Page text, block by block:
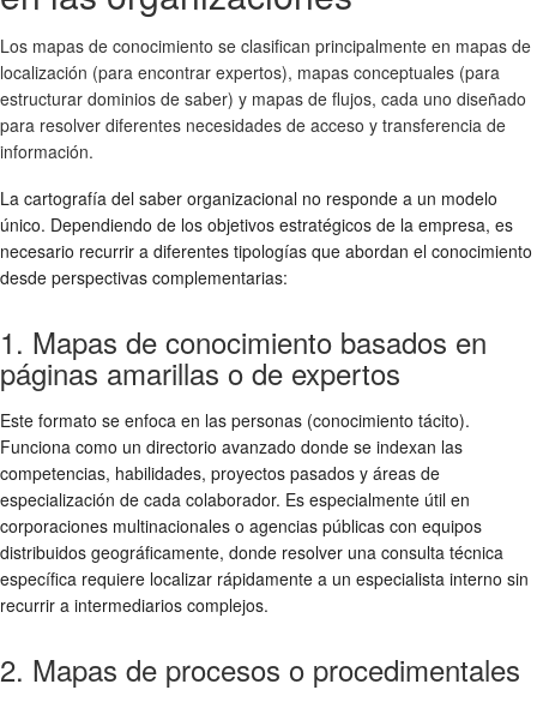
Los mapas de conocimiento se clasifican principalmente en mapas de
localización (para encontrar expertos), mapas conceptuales (para
estructurar dominios de saber) y mapas de flujos, cada uno diseñado
para resolver diferentes necesidades de acceso y transferencia de
información.
La cartografía del saber organizacional no responde a un modelo
único. Dependiendo de los objetivos estratégicos de la empresa, es
necesario recurrir a diferentes tipologías que abordan el conocimiento
desde perspectivas complementarias:
1. Mapas de conocimiento basados en
páginas amarillas o de expertos
Este formato se enfoca en las personas (conocimiento tácito).
Funciona como un directorio avanzado donde se indexan las
competencias, habilidades, proyectos pasados y áreas de
especialización de cada colaborador. Es especialmente útil en
corporaciones multinacionales o agencias públicas con equipos
distribuidos geográficamente, donde resolver una consulta técnica
específica requiere localizar rápidamente a un especialista interno sin
recurrir a intermediarios complejos.
2. Mapas de procesos o procedimentales